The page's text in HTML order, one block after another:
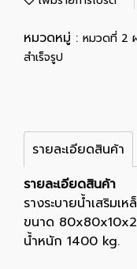
หมวดหมู่ : หมวดที่ 2
สำเร็จรูป
รายละเอียดสินค้า
รายละเอียดสินค้า
รางระบายน้ำเสริมเ
ขนาด
น้ำหนัก 1400 kg.